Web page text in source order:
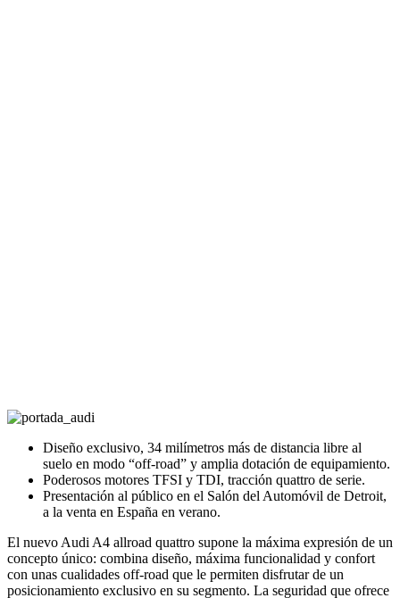
Diseño exclusivo, 34 milímetros más de distancia libre al
suelo en modo “off-road” y amplia dotación de equipamiento.
Poderosos motores TFSI y TDI, tracción quattro de serie.
Presentación al público en el Salón del Automóvil de Detroit,
a la venta en España en verano.
El nuevo Audi A4 allroad quattro supone la máxima expresión de un
concepto único: combina diseño, máxima funcionalidad y confort
con unas cualidades off-road que le permiten disfrutar de un
posicionamiento exclusivo en su segmento. La seguridad que ofrece